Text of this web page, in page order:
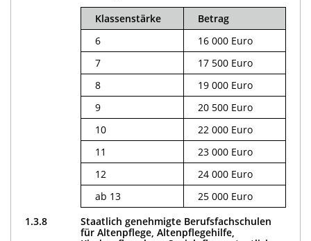
Klassenstärke
Betrag
6
16 000 Euro
7
17 500 Euro
8
19 000 Euro
9
20 500 Euro
10
22 000 Euro
11
23 000 Euro
12
24 000 Euro
ab 13
25 000 Euro
1.3.8
Staatlich genehmigte Berufsfachschulen
für Altenpflege, Altenpflegehilfe,